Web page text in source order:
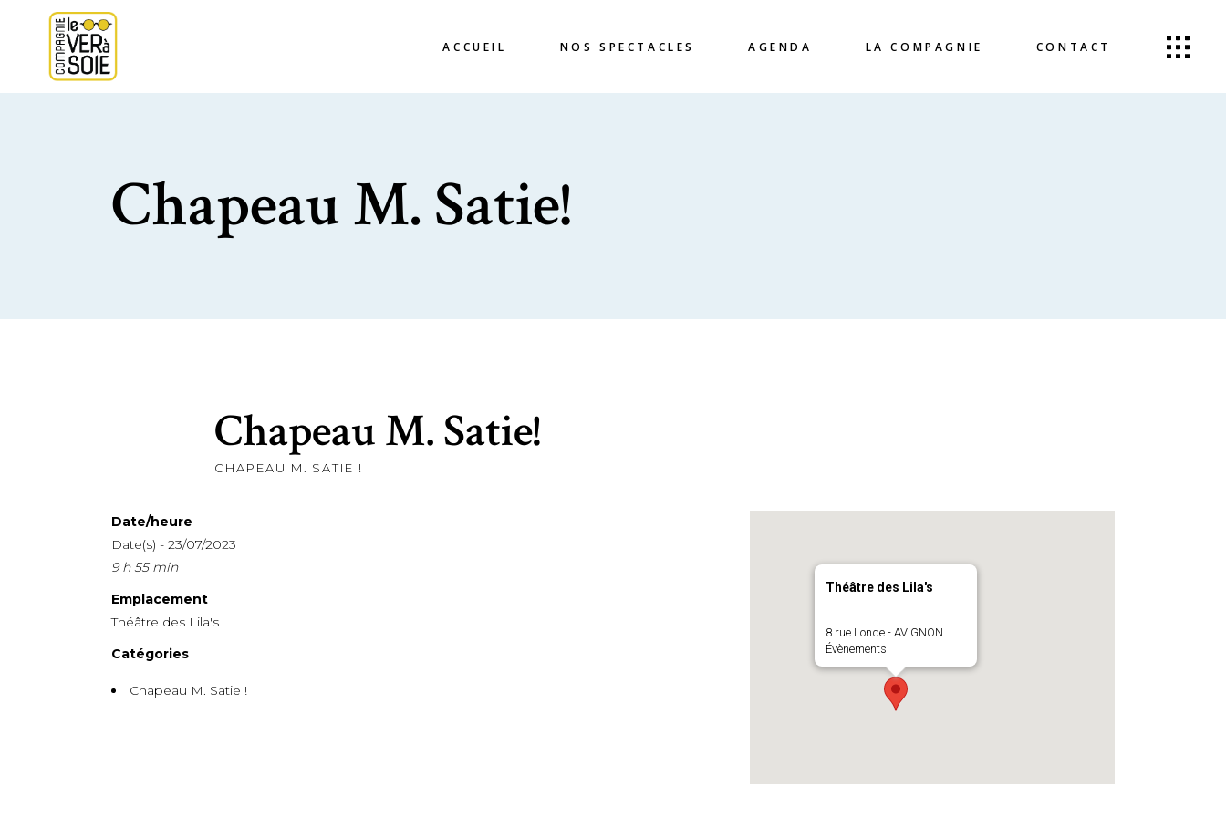
ACCUEIL NOS SPECTACLES AGENDA LA COMPAGNIE CONTACT
Chapeau M. Satie!
Chapeau M. Satie!
CHAPEAU M. SATIE !
Théâtre des Lila's
8 rue Londe - AVIGNON
Évènements
Date/heure
Date(s) - 23/07/2023
9 h 55 min
Emplacement
Théâtre des Lila's
Catégories
Chapeau M. Satie !